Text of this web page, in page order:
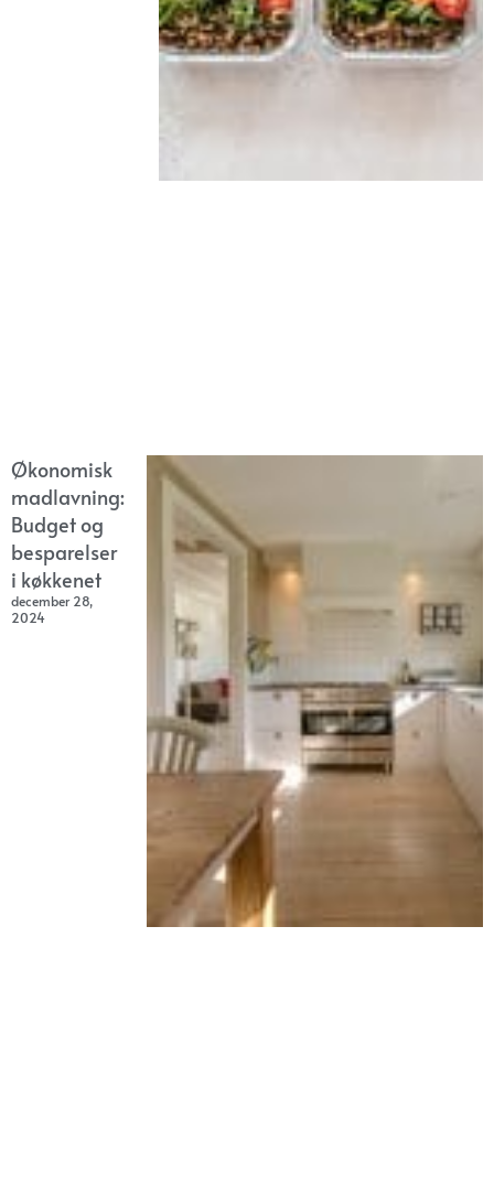
Økonomisk
madlavning:
Budget og
besparelser
i køkkenet
december 28,
2024